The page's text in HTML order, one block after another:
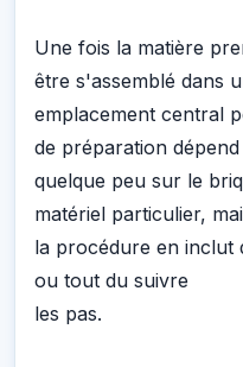
Une fois la matière
être s'assemblé dans
emplacement central
de préparation dépend
quelque peu sur le
matériel particulier,
la procédure en inclut
ou tout du suivre
les pas.